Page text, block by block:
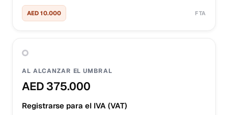
AED 10.000 FTA
AL ALCANZAR EL UMBRAL
AED 375.000
Registrarse para el IVA (VAT)